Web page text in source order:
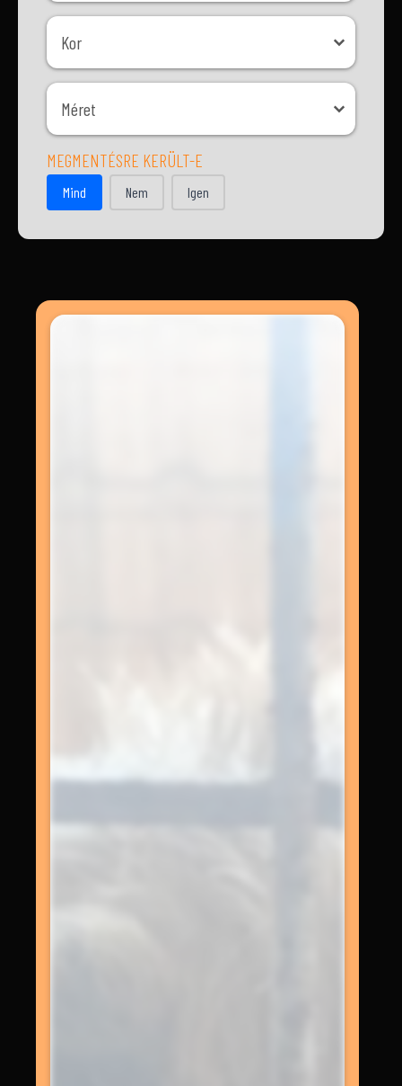
Kor
Kor
Méret
Méret
MEGMENTÉSRE KERÜLT-E
MEGMENTÉSRE KERÜLT-E
Mind Nem Igen